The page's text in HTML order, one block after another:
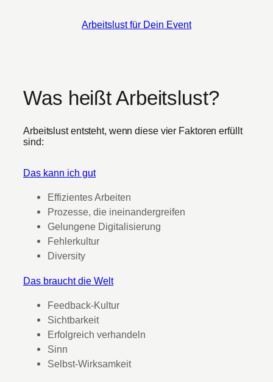
Arbeitslust für Dein Event
Was heißt Arbeitslust?
Arbeitslust entsteht, wenn diese vier Faktoren erfüllt
sind:
Das kann ich gut
Effizientes Arbeiten
Prozesse, die ineinandergreifen
Gelungene Digitalisierung
Fehlerkultur
Diversity
Das braucht die Welt
Feedback-Kultur
Sichtbarkeit
Erfolgreich verhandeln
Sinn
Selbst-Wirksamkeit